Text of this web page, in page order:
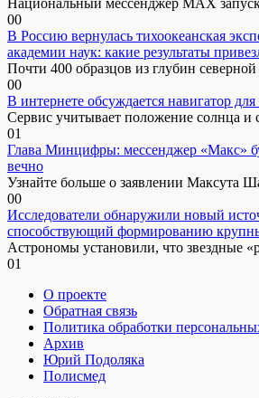
Национальный мессенджер MAX
00
В Россию вернулась тихоокеанская
академии наук: какие результаты
Почти 400 образцов из глубин
00
В интернете обсуждается навигатор
Сервис учитывает положение солнца и
01
Глава Минцифры: мессенджер «Макс»
вечно
Узнайте больше о заявлении Максута
00
Исследователи обнаружили новый
способствующий формированию
Астрономы установили, что звездные
01
О проекте
Обратная связь
Политика обработки
Архив
Юрий Подоляка
Полисмед